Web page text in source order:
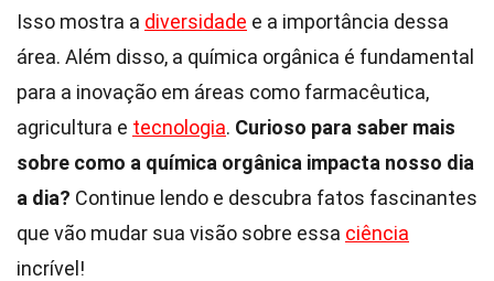
Isso mostra a diversidade e a importância dessa
área. Além disso, a química orgânica é fundamental
para a inovação em áreas como farmacêutica,
agricultura e tecnologia. Curioso para saber mais
sobre como a química orgânica impacta nosso dia
a dia? Continue lendo e descubra fatos fascinantes
que vão mudar sua visão sobre essa ciência
incrível!